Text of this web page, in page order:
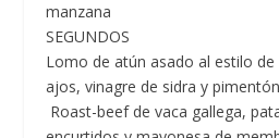
manzana
SEGUNDOS
Lomo de atún asado al estilo
ajos, vinagre de sidra y
Roast-beef de vaca gallega,